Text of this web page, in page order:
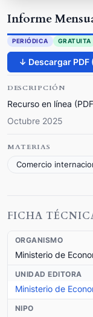
Informe
PERIÓDICA GRATUITA
↓ Descargar PDF
DESCRIPCIÓN
Recurso en línea
Octubre 2025
MATERIAS
Comercio
FICHA
ORGANISMO
Ministerio de
UNIDAD EDITORA
Ministerio de
NIPO